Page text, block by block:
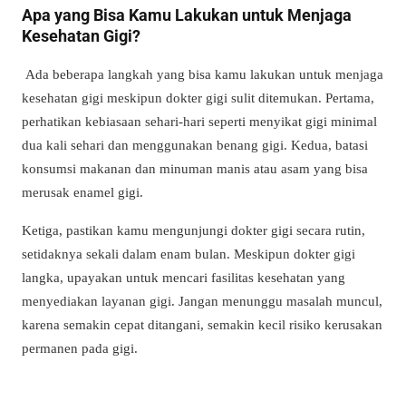
Apa yang Bisa Kamu Lakukan untuk Menjaga
Kesehatan Gigi?
Ada beberapa langkah yang bisa kamu lakukan untuk menjaga
kesehatan gigi meskipun dokter gigi sulit ditemukan. Pertama,
perhatikan kebiasaan sehari-hari seperti menyikat gigi minimal
dua kali sehari dan menggunakan benang gigi. Kedua, batasi
konsumsi makanan dan minuman manis atau asam yang bisa
merusak enamel gigi.
Ketiga, pastikan kamu mengunjungi dokter gigi secara rutin,
setidaknya sekali dalam enam bulan. Meskipun dokter gigi
langka, upayakan untuk mencari fasilitas kesehatan yang
menyediakan layanan gigi. Jangan menunggu masalah muncul,
karena semakin cepat ditangani, semakin kecil risiko kerusakan
permanen pada gigi.